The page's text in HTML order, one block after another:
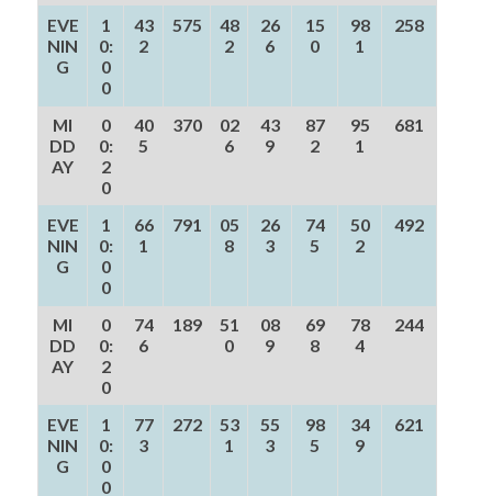
EVE
NIN
G
1
0:
0
0
43
2
575
48
2
26
6
15
0
98
1
258
MI
DD
AY
0
0:
2
0
40
5
370
02
6
43
9
87
2
95
1
681
EVE
NIN
G
1
0:
0
0
66
1
791
05
8
26
3
74
5
50
2
492
MI
DD
AY
0
0:
2
0
74
6
189
51
0
08
9
69
8
78
4
244
EVE
NIN
G
1
0:
0
0
77
3
272
53
1
55
3
98
5
34
9
621